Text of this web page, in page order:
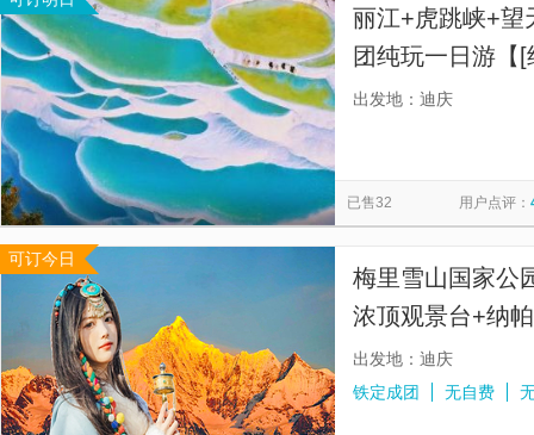
丽江+虎跳峡+望
团纯玩一日游【
擦边，不压缩游
出发地：迪庆
已售32 用户点评：
可订今日
梅里雪山国家公
浓顶观景台+纳
人/8人团|含氧气
出发地：迪庆
铁定成团
无自费